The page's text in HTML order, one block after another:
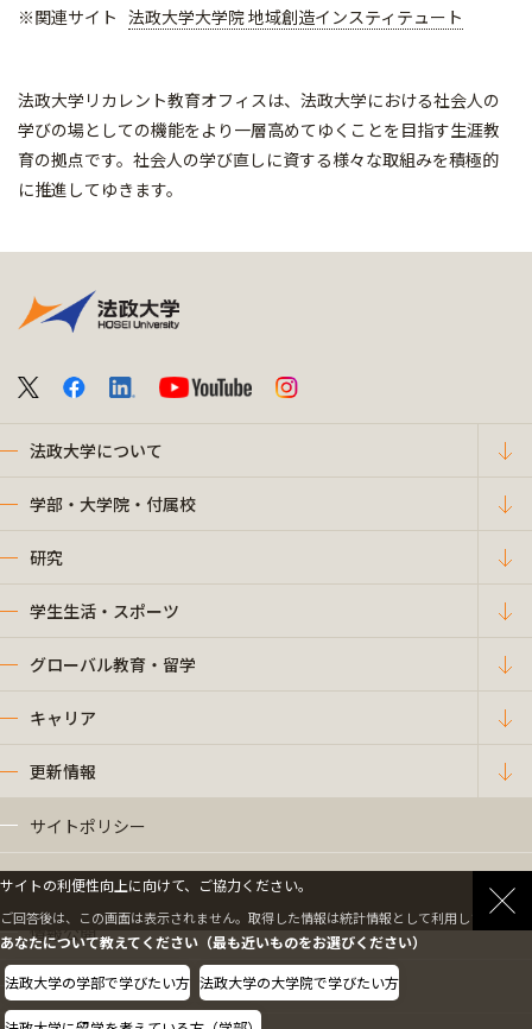
※関連サイト 法政大学大学院 地域創造インスティテュート
法政大学リカレント教育オフィスは、法政大学における社会人の
学びの場としての機能をより一層高めてゆくことを目指す生涯教
育の拠点です。社会人の学び直しに資する様々な取組みを積極的
に推進してゆきます。
法政大学について
学部・大学院・付属校
研究
学生生活・スポーツ
グローバル教育・留学
キャリア
更新情報
サイトポリシー
プライバシーポリシー
情報公開
採用情報
サイトの利便性向上に向けて、ご協力ください。
ご回答後は、この画面は表示されません。取得した情報は統計情報として利用します。
あなたについて教えてください（最も近いものをお選びください）
法政大学の学部で学びたい方 法政大学の大学院で学びたい方